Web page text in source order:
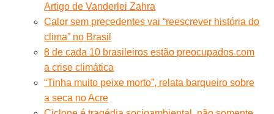
Artigo de Vanderlei Zahra
Calor sem precedentes vai “reescrever história do
clima” no Brasil
8 de cada 10 brasileiros estão preocupados com
a crise climática
“Tinha muito peixe morto”, relata barqueiro sobre
a seca no Acre